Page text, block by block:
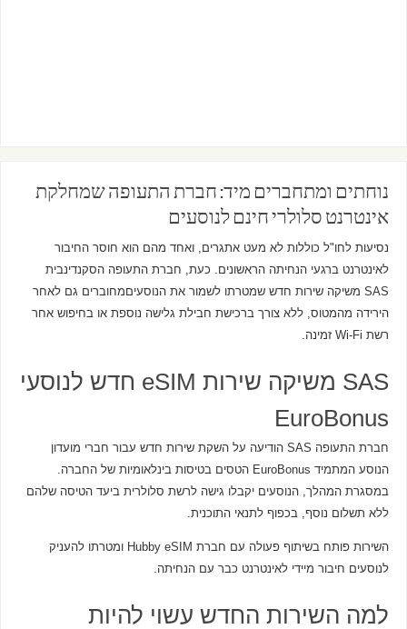
נוחתים ומתחברים מיד: חברת התעופה שמחלקת
אינטרנט סלולרי חינם לנוסעים
נסיעות לחו"ל כוללות לא מעט אתגרים, ואחד מהם הוא חוסר החיבור
לאינטרנט ברגעי הנחיתה הראשונים. כעת, חברת התעופה הסקנדינבית
SAS משיקה שירות חדש שמטרתו לשמור את הנוסעים
מחוברים גם לאחר
הירידה מהמטוס, ללא צורך ברכישת חבילת גלישה נוספת או בחיפוש אחר
רשת Wi-Fi זמינה.
SAS משיקה שירות eSIM חדש לנוסעי
EuroBonus
חברת התעופה SAS הודיעה על השקת שירות חדש עבור חברי מועדון
הנוסע המתמיד EuroBonus הטסים בטיסות בינלאומיות של החברה.
במסגרת המהלך, הנוסעים יקבלו גישה לרשת סלולרית ביעד הטיסה שלהם
ללא תשלום נוסף, בכפוף לתנאי התוכנית.
השירות פותח בשיתוף פעולה עם חברת Hubby eSIM ומטרתו להעניק
לנוסעים חיבור מיידי לאינטרנט כבר עם הנחיתה.
למה השירות החדש עשוי להיות